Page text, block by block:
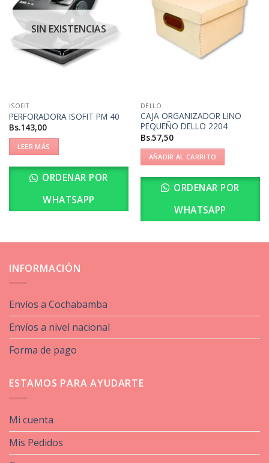
SIN EXISTENCIAS
ISOFIT
PERFORADORA ISOFIT PM 40
Bs.143,00
LEER MÁS
ORDENAR POR
WHATSAPP
DELLO
CAJA ORGANIZADOR LINO
PEQUEÑO DELLO 2204
Bs.57,50
AÑADIR AL CARRITO
ORDENAR POR
WHATSAPP
INFORMACIÓN
Envíos a Cochabamba
Envíos a nivel nacional
Forma de pago
ESTAMOS PARA AYUDARTE
Mi cuenta
Mis Pedidos